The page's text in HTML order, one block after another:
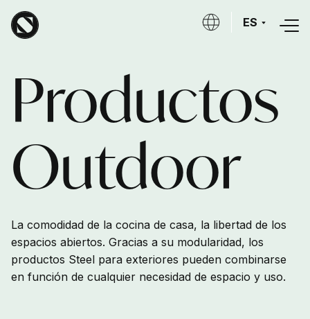
Skip to main content
ES
Productos
Outdoor
La comodidad de la cocina de casa, la libertad de los
espacios abiertos. Gracias a su modularidad, los
productos Steel para exteriores pueden combinarse
en función de cualquier necesidad de espacio y uso.